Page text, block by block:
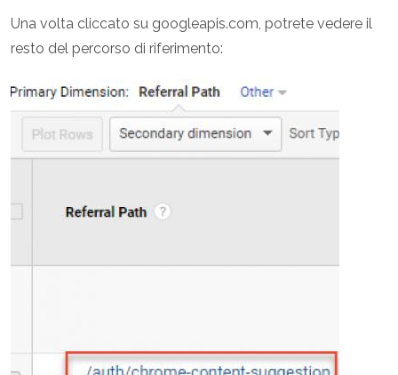
Una volta cliccato su googleapis.com, potrete vedere il
resto del percorso di riferimento: